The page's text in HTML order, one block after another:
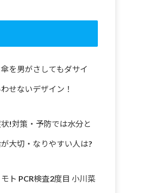
を男がさしてもダサイ
せないデザイン！
!対策・予防では水分と
大切・なりやすい人は?
ト PCR検査2度目 小川菜